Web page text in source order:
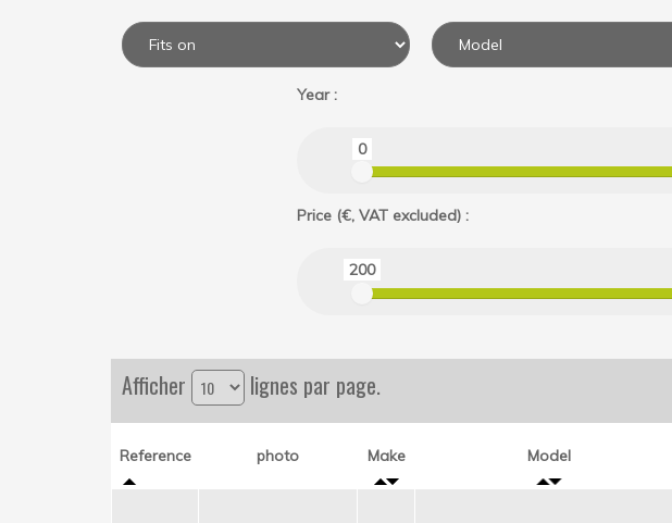
Year :
0
Price (€, VAT excluded) :
200
Afficher lignes par page.
Reference photo Make Model